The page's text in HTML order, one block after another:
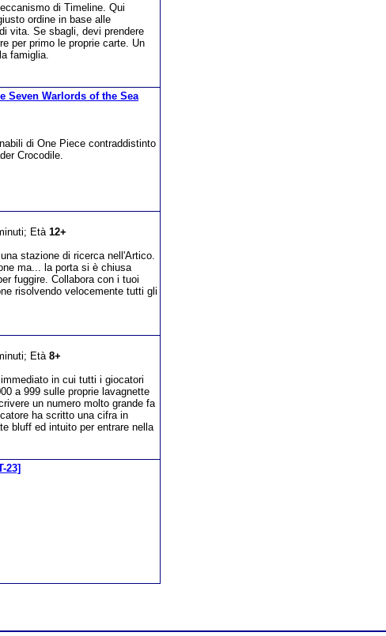
di Timeline. Qui
ordine in base alle
vita. Se sbagli, devi prendere
per primo le proprie carte. Un
famiglia.
Seven Warlords of the Sea
di One Piece contraddistinto
Crocodile.
Età 12+
stazione di ricerca nell'Artico.
ma... la porta si è chiusa
fuggire. Collabora con i tuoi
risolvendo velocemente tutti gli
Età 8+
in cui tutti i giocatori
a 999 sulle proprie lavagnette
un numero molto grande fa
ha scritto una cifra in
bluff ed intuito per entrare nella
23]